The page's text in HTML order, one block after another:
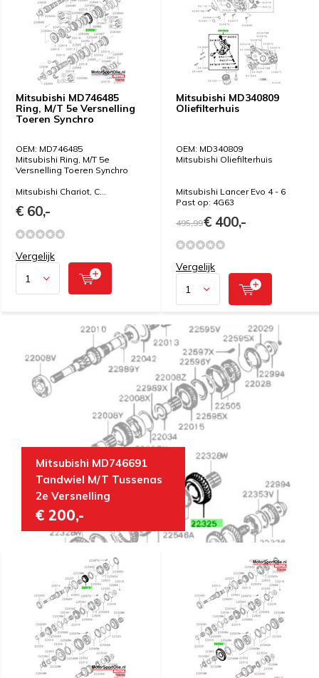
Mitsubishi MD746485
Ring, M/T 5e Versnelling
Toeren Synchro
OEM: MD746485
Mitsubishi Ring, M/T 5e
Versnelling Toeren Synchro
Mitsubishi Chariot, C...
€ 60,-
Vergelijk
Mitsubishi MD340809
Oliefilterhuis
OEM: MD340809
Mitsubishi Oliefilterhuis
Mitsubishi Lancer Evo 4 - 6
Past op: 4G63
495,99€ 400,-
Vergelijk
Mitsubishi MD746691
Tandwiel M/T Tussenas
2e Versnelling
€ 200,-